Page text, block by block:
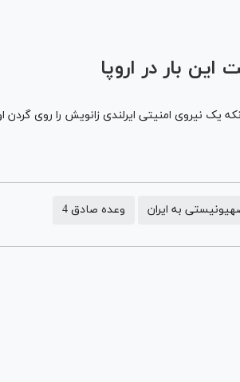
بار در اروپا
نیروی امنیتی ایرلندی زانویش را روی گردن
به ایران وعده صادق 4